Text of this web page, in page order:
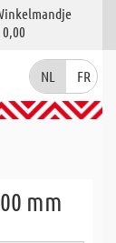
0,00
NL FR
mm